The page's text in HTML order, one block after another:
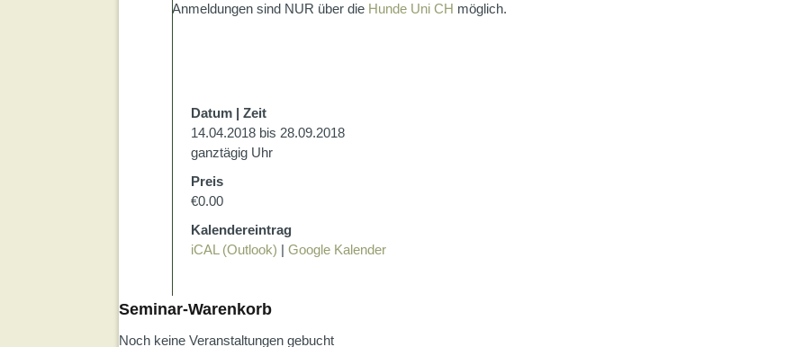
Anmeldungen sind NUR über die Hunde Uni CH möglich.
Datum | Zeit
14.04.2018 bis 28.09.2018
ganztägig Uhr
Preis
€0.00
Kalendereintrag
iCAL (Outlook) | Google Kalender
Seminar-Warenkorb
Noch keine Veranstaltungen gebucht